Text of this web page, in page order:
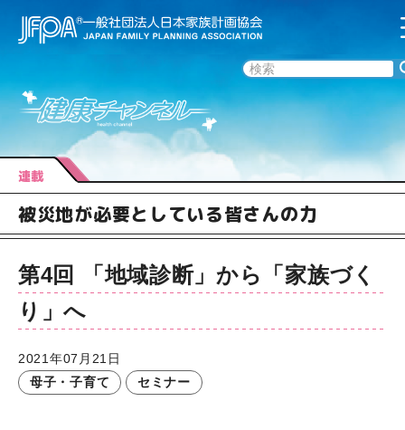
連載
被災地が必要としている皆さんの力
第4回 「地域診断」から「家族づく
り」へ
2021年07月21日
母子・子育て
セミナー